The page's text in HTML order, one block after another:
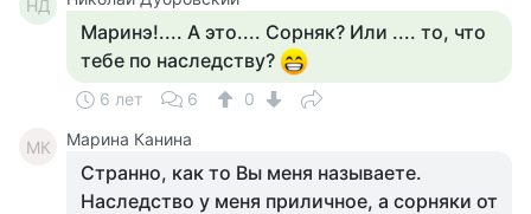
НД
Маринэ!.... А это.... Сорняк? Или .... то, что
тебе по наследству?
6 лет 6 0
МК Марина Канина
Странно, как то Вы меня называете.
Наследство у меня приличное, а сорняки от